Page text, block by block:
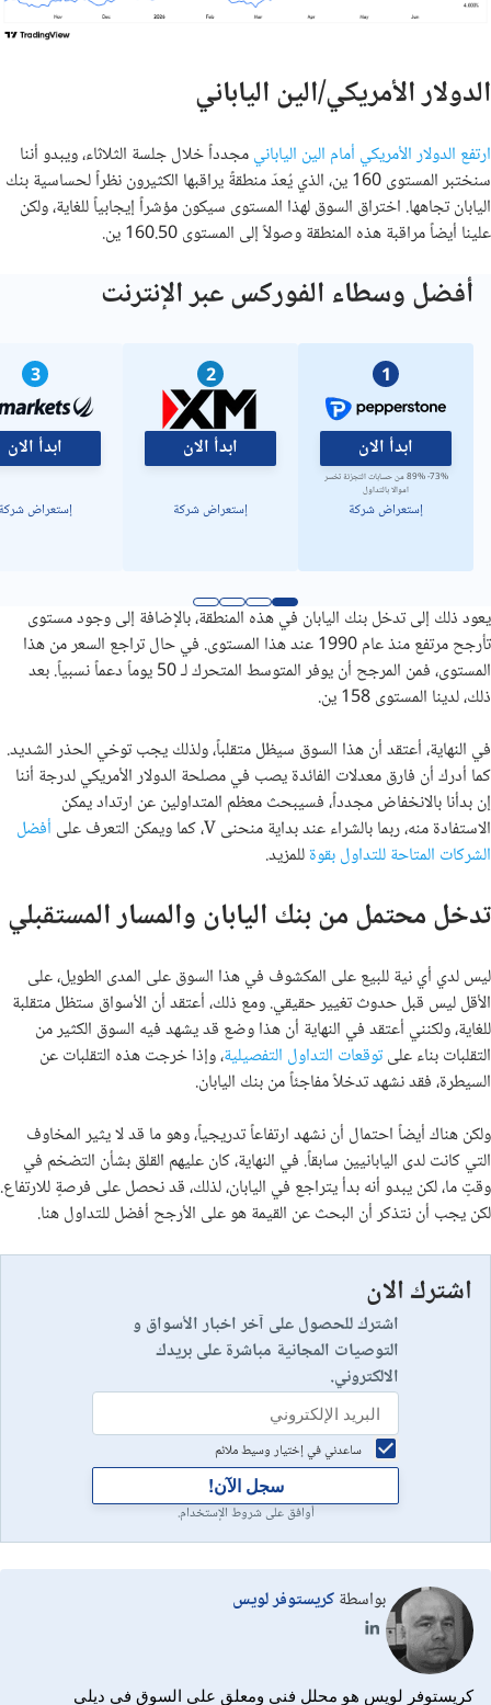
الدولار الأمريكي/الين الياباني
ارتفع الدولار الأمريكي أمام الين اليابانيمجدداً خلال جلسة الثلاثاء، ويبدو أننا
سنختبر المستوى 160 ين، الذي يُعدّ منطقةً يراقبها الكثيرون نظراً لحساسية بنك
اليابان تجاهها. اختراق السوق لهذا المستوى سيكون مؤشراً إيجابياً للغاية، ولكن
علينا أيضاً مراقبة هذه المنطقة وصولاً إلى المستوى 160.50 ين.
أفضل وسطاء الفوركس عبر الإنترنت
1
ابدأ الان
73%- 89% من حسابات التجزئة تخسر
اموالا بالتداول
إستعراض شركة
2
ابدأ الان
إستعراض شركة
3
ابدأ الان
إستعراض
يعود ذلك إلى تدخل بنك اليابان في هذه المنطقة، بالإضافة إلى وجود مستوى
تأرجح مرتفع منذ عام 1990 عند هذا المستوى. في حال تراجع السعر من هذا
المستوى، فمن المرجح أن يوفر المتوسط المتحرك لـ 50 يوماً دعماً نسبياً. بعد
ذلك، لدينا المستوى 158 ين.
في النهاية، أعتقد أن هذا السوق سيظل متقلباً، ولذلك يجب توخي الحذر الشديد.
كما أدرك أن فارق معدلات الفائدة يصب في مصلحة الدولار الأمريكي لدرجة أننا
إن بدأنا بالانخفاض مجدداً، فسيبحث معظم المتداولين عن ارتداد يمكن
الاستفادة منه، ربما بالشراء عند بداية منحنى V، كما ويمكن التعرف على
أفضل
الشركات المتاحة للتداول بقوةللمزيد.
تدخل محتمل من بنك اليابان والمسار المستقبلي
ليس لدي أي نية للبيع على المكشوف في هذا السوق على المدى الطويل، على
الأقل ليس قبل حدوث تغيير حقيقي. ومع ذلك، أعتقد أن الأسواق ستظل متقلبة
للغاية، ولكنني أعتقد في النهاية أن هذا وضع قد يشهد فيه السوق الكثير من
التقلبات بناء علىتوقعات التداول التفصيلية، وإذا خرجت هذه التقلبات عن
السيطرة، فقد نشهد تدخلاً مفاجئاً من بنك اليابان.
ولكن هناك أيضاً احتمال أن نشهد ارتفاعاً تدريجياً، وهو ما قد لا يثير المخاوف
التي كانت لدى اليابانيين سابقاً. في النهاية، كان عليهم القلق بشأن التضخم في
وقتٍ ما، لكن يبدو أنه بدأ يتراجع في اليابان، لذلك، قد نحصل على فرصةٍ للارتفاع.
لكن يجب أن نتذكر أن البحث عن القيمة هو على الأرجح أفضل للتداول هنا.
اشترك الان
اشترك للحصول على آخر اخبار الأسواق و
التوصيات المجانية مباشرة على بريدك
الالكتروني.
ساعدني في إختيار وسيط ملائم
سجل الآن!
أوافق على شروط الإستخدام.
بواسطةكريستوفر لويس
كريستوفر لويس هو محلل فني ومعلق على السوق في ديلي